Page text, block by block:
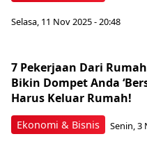
Selasa, 11 Nov 2025 - 20:48
Ekonomi & Bisnis
7 Pekerjaan Dari
Bikin Dompet Anda
Harus Keluar Rumah!
Senin, 3